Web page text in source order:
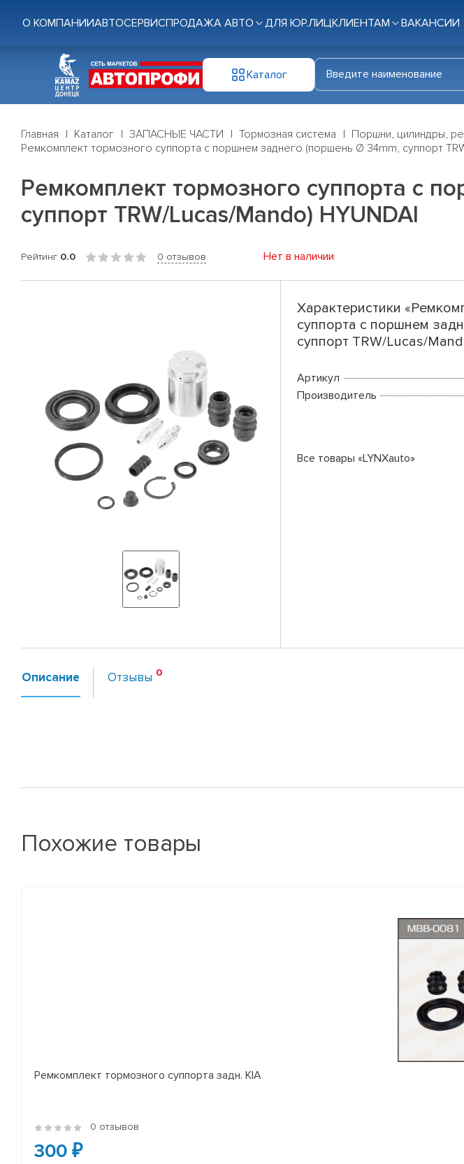
О КОМПАНИИАВТОСЕРВИСПРОДАЖА АВТО ДЛЯ ЮР.ЛИЦКЛИЕНТАМ ВАКАНСИИ
Каталог
Главная Каталог ЗАПАСНЫЕ ЧАСТИ Тормозная система
Поршни, цилиндры,
Ремкомплект тормозного суппорта с поршнем заднего (поршень Ø 34mm, суппорт
Ремкомплект тормозного суппорта с
суппорт TRW/Lucas/Mando) HYUNDAI
Рейтинг 0.0 0 отзывов Нет в наличии
Характеристики
суппорта с поршнем
суппорт TRW/Lucas/
Артикул
Производитель
Все товары «LYNXauto»
Описание Отзывы
Похожие товары
Ремкомплект тормозного суппорта задн. KIA
0 отзывов
300 ₽